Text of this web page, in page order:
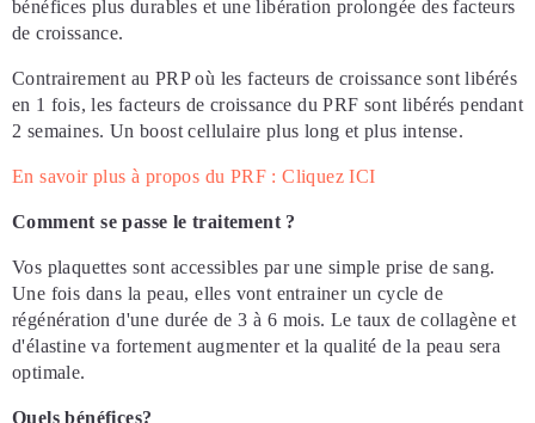
bénéfices plus durables et une libération prolongée des facteurs
de croissance.
Contrairement au PRP où les facteurs de croissance sont libérés
en 1 fois, les facteurs de croissance du PRF sont libérés pendant
2 semaines. Un boost cellulaire plus long et plus intense.
En savoir plus à propos du PRF : Cliquez ICI
Comment se passe le traitement ?
Vos plaquettes sont accessibles par une simple prise de sang.
Une fois dans la peau, elles vont entrainer un cycle de
régénération d'une durée de 3 à 6 mois. Le taux de collagène et
d'élastine va fortement augmenter et la qualité de la peau sera
optimale.
Quels bénéfices?